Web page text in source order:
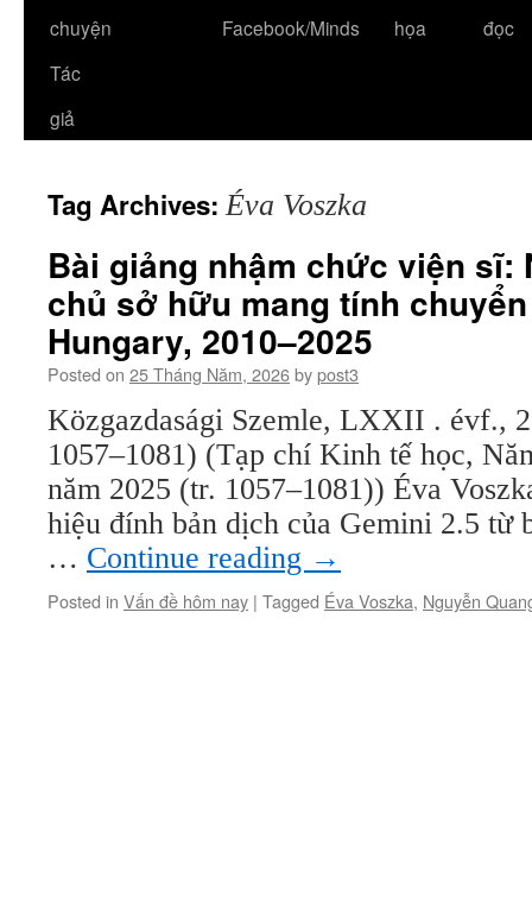
chuyện
Facebook/Minds
họa
đọc
Tác
giả
Tag Archives:Éva Voszka
Bài giảng nhậm chức viện sĩ:
chủ sở hữu mang tính
Hungary, 2010–2025
Posted on 25 Tháng Năm, 2026bypost3
Közgazdasági Szemle, LXXII . évf.,
1057–1081) (Tạp chí Kinh tế học,
năm 2025 (tr. 1057–1081)) Éva
hiệu đính bản dịch của Gemini 2.5 từ
… Continue reading →
Posted in Vấn đề hôm nay | Tagged Éva Voszka, Nguyễn